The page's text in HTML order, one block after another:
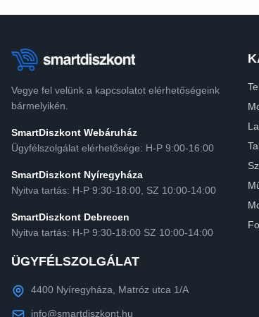
Vegye fel velünk a kapcsolatot elérhetőségeink
bármelyikén.
SmartDiszkont Webáruház
Ügyfélszolgálat elérhetősége: H-P 9:00-16:00
SmartDiszkont Nyíregyháza
Nyitva tartás: H-P 9:30-18:00, SZ 10:00-14:00
SmartDiszkont Debrecen
Nyitva tartás: H-P 9:30-18:00 SZ 10:00-14:00
ÜGYFÉLSZOLGÁLAT
4400 Nyíregyháza, Matróz utca 1/A
info@smartdiszkont.hu